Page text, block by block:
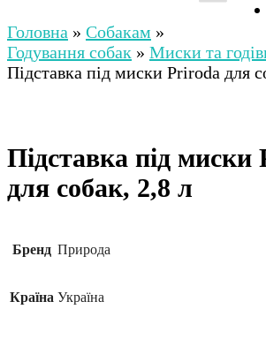
Зоомагазин для собак та котів |
аксесуари та догляд за
Україні
Головна » Собакам »
Годування собак » Миски та
Підставка під миски Priroda для
Підставка під миски
для собак, 2,8 л
Бренд Природа
Країна Україна